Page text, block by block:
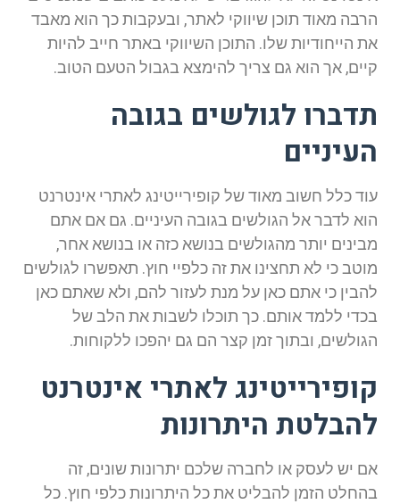
הרבה מאוד תוכן שיווקי לאתר, ובעקבות כך הוא מאבד
את הייחודיות שלו. התוכן השיווקי באתר חייב להיות
קיים, אך הוא גם צריך להימצא בגבול הטעם הטוב.
תדברו לגולשים בגובה
העיניים
עוד כלל חשוב מאוד של קופירייטינג לאתרי אינטרנט
הוא לדבר אל הגולשים בגובה העיניים. גם אם אתם
מבינים יותר מהגולשים בנושא כזה או בנושא אחר,
מוטב כי לא תחצינו את זה כלפיי חוץ. תאפשרו לגולשים
להבין כי אתם כאן על מנת לעזור להם, ולא שאתם כאן
בכדי ללמד אותם. כך תוכלו לשבות את הלב של
הגולשים, ובתוך זמן קצר הם גם יהפכו ללקוחות.
קופירייטינג לאתרי אינטרנט
להבלטת היתרונות
אם יש לעסק או לחברה שלכם יתרונות שונים, זה
בהחלט הזמן להבליט את כל היתרונות כלפי חוץ. כל